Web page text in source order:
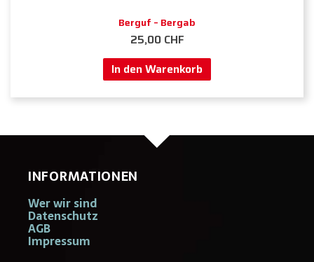
Berguf – Bergab
25,00 CHF
In den Warenkorb
INFORMATIONEN
Wer wir sind
Datenschutz
AGB
Impressum